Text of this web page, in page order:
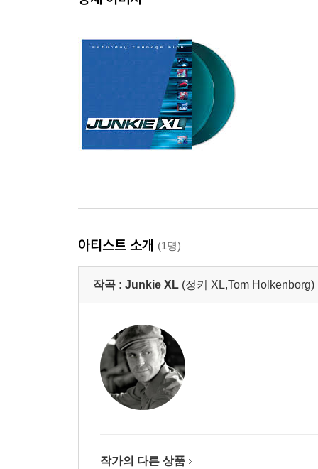
아티스트 소개 (1명)
작곡 : Junkie XL (정키 XL,Tom Holkenborg)
작가의 다른 상품